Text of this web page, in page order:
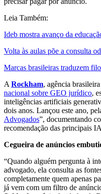
Leia Também:
Ideb mostra avanço da
Volta às aulas põe a consulta
Marcas brasileiras traduzem
A Rockham, agência brasileira
nacional sobre GEO jurídico,
inteligências artificiais
dois anos. Lançou este ano,
Advogados”, documentando
recomendação das principais
Cegueira de anúncios
“Quando alguém pergunta à
advogado, ela consulta as
completamente quem apenas
já vem com um filtro de